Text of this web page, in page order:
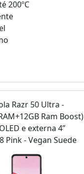
200ºC
Razr 50 Ultra -
Ram Boost)
e externa 4”
Pink - Vegan Suede